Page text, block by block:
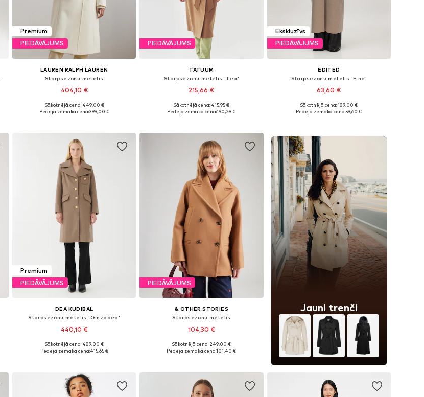
Premium
PIEDĀVĀJUMS
LAUREN RALPH LAUREN
Starpsezonu mētelis
404,10 €
Pieejams daudzos izmēros
Sākotnējā cena: 449,00 €
Pēdējā zemākā cena:399,00 €
PIEDĀVĀJUMS
TATUUM
Starpsezonu mētelis 'Tea'
215,66 €
Pieejamie izmēri: S, M, L, XXL
Sākotnējā cena: 415,95 €
Pēdējā zemākā cena:190,29 €
Ekskluzīvs
PIEDĀVĀJUMS
EDITED
Starpsezonu mētelis 'Fine'
63,60 €
Pieejamie izmēri: XS, S, M, L, XL
Sākotnējā cena: 189,00 €
Pēdējā zemākā cena:59,60 €
Premium
PIEDĀVĀJUMS
DEA KUDIBAL
Starpsezonu mētelis 'Ginzadea'
440,10 €
Pieejamie izmēri: S, M
Sākotnējā cena: 489,00 €
Pēdējā zemākā cena:415,65 €
PIEDĀVĀJUMS
& OTHER STORIES
Starpsezonu mētelis
104,30 €
Pieejamie izmēri: S, M, L
Sākotnējā cena: 249,00 €
Pēdējā zemākā cena:101,40 €
Jauni trenči